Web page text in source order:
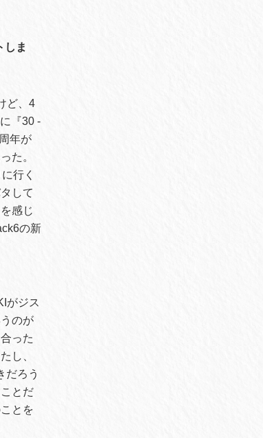
しま
ど、4
『30 -
年が
た。
行く
して
感じ
の新
がジス
のが
った
し、
だろう
とだ
とを